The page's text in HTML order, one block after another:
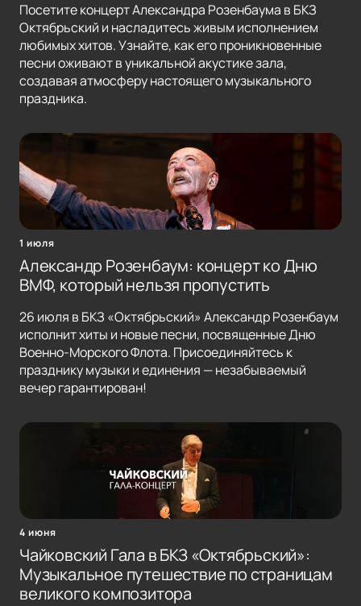
Посетите концерт Александра Розенбаума в БКЗ
Октябрьский и насладитесь живым исполнением
любимых хитов. Узнайте, как его проникновенные
песни оживают в уникальной акустике зала,
создавая атмосферу настоящего музыкального
праздника.
1 июля
Александр Розенбаум: концерт ко Дню
ВМФ, который нельзя пропустить
26 июля в БКЗ «Октябрьский» Александр Розенбаум
исполнит хиты и новые песни, посвященные Дню
Военно-Морского Флота. Присоединяйтесь к
празднику музыки и единения — незабываемый
вечер гарантирован!
4 июня
Чайковский Гала в БКЗ «Октябрьский»:
Музыкальное путешествие по страницам
великого композитора